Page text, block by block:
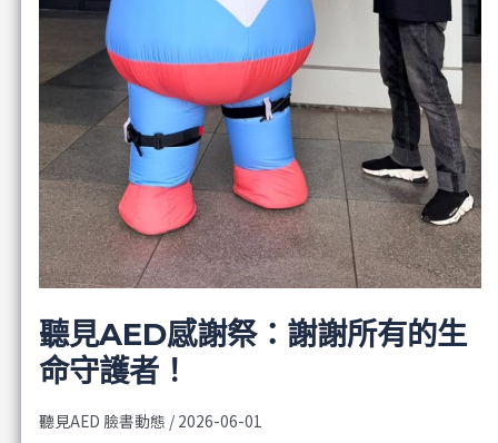
聽見AED感謝祭：謝謝所有的生
命守護者！
聽見AED 臉書動態 / 2026-06-01